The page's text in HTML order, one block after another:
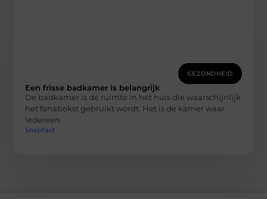
GEZONDHEID
Een frisse badkamer is belangrijk
De badkamer is de ruimte in het huis die waarschijnlijk
het fanatiekst gebruikt wordt. Het is de kamer waar
iedereen
Snapfact